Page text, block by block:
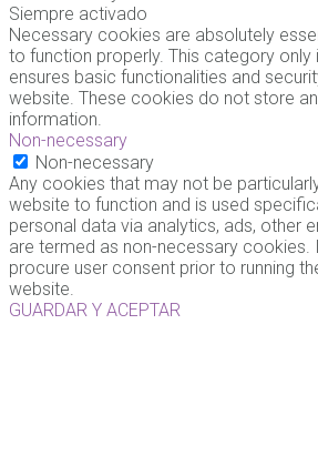
Siempre activado
Necessary cookies are absolutely
to function properly. This category
ensures basic functionalities and
website. These cookies do not store
information.
Non-necessary
Non-necessary
Any cookies that may not be
website to function and is used
personal data via analytics, ads, other
are termed as non-necessary cookies.
procure user consent prior to running
website.
GUARDAR Y ACEPTAR